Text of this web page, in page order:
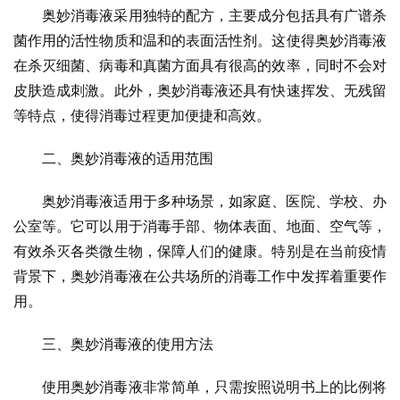
奥妙消毒液采用独特的配方，主要成分包括具有广谱杀
菌作用的活性物质和温和的表面活性剂。这使得奥妙消毒液
在杀灭细菌、病毒和真菌方面具有很高的效率，同时不会对
皮肤造成刺激。此外，奥妙消毒液还具有快速挥发、无残留
等特点，使得消毒过程更加便捷和高效。
二、奥妙消毒液的适用范围
奥妙消毒液适用于多种场景，如家庭、医院、学校、办
公室等。它可以用于消毒手部、物体表面、地面、空气等，
有效杀灭各类微生物，保障人们的健康。特别是在当前疫情
背景下，奥妙消毒液在公共场所的消毒工作中发挥着重要作
用。
三、奥妙消毒液的使用方法
使用奥妙消毒液非常简单，只需按照说明书上的比例将